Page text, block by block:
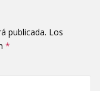
publicada. Los
*